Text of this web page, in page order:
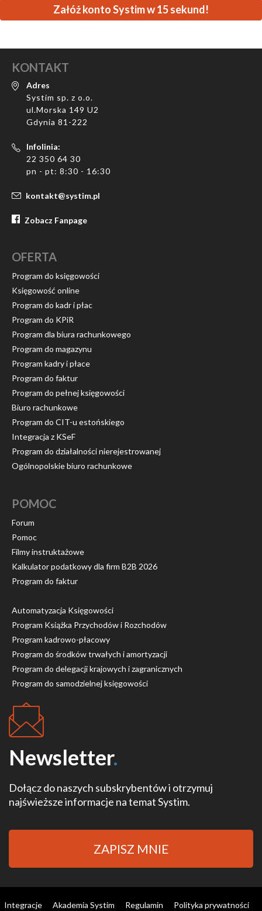
Załóż konto Systim w 15 sekund!
KONTAKT
Adres
Systim sp. z o.o.
ul.Morska 149 U2
Gdynia 81-222
Infolinia:
22 350 64 30
pn - pt: 8:30 - 16:30
kontakt@systim.pl
Zobacz Fanpage
OFERTA
Program do księgowości
Księgowość online
Program do kadr i płac
Program do KPiR
Program dla biura rachunkowego
Program do magazynu
Program kadry i płace
Program do faktur
Program do pełnej księgowości
Biuro rachunkowe
Program do CIT-u estońskiego
Integracja z KSeF
Program do działalności nierejestrowanej
Ogólnopolskie biuro rachunkowe
POMOC
Forum
Pomoc
Filmy instruktażowe
Kalkulator podatkowy dla firm B2B 2026
Program do faktur
Automatyzacja Księgowości
Program Książka Przychodów i Rozchodów
Program kadrowo-płacowy
Program do środków trwałych i amortyzacji
Program do delegacji krajowych i zagranicznych
Program do samodzielnej księgowości
Newsletter.
Dołącz do naszych subskrybentów i otrzymuj
najświeższe informacje na temat Systim.
ZAPISZ MNIE
Integracje Akademia Systim Regulamin Polityka prywatności